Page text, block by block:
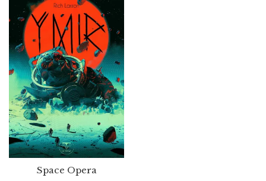
Space Opera